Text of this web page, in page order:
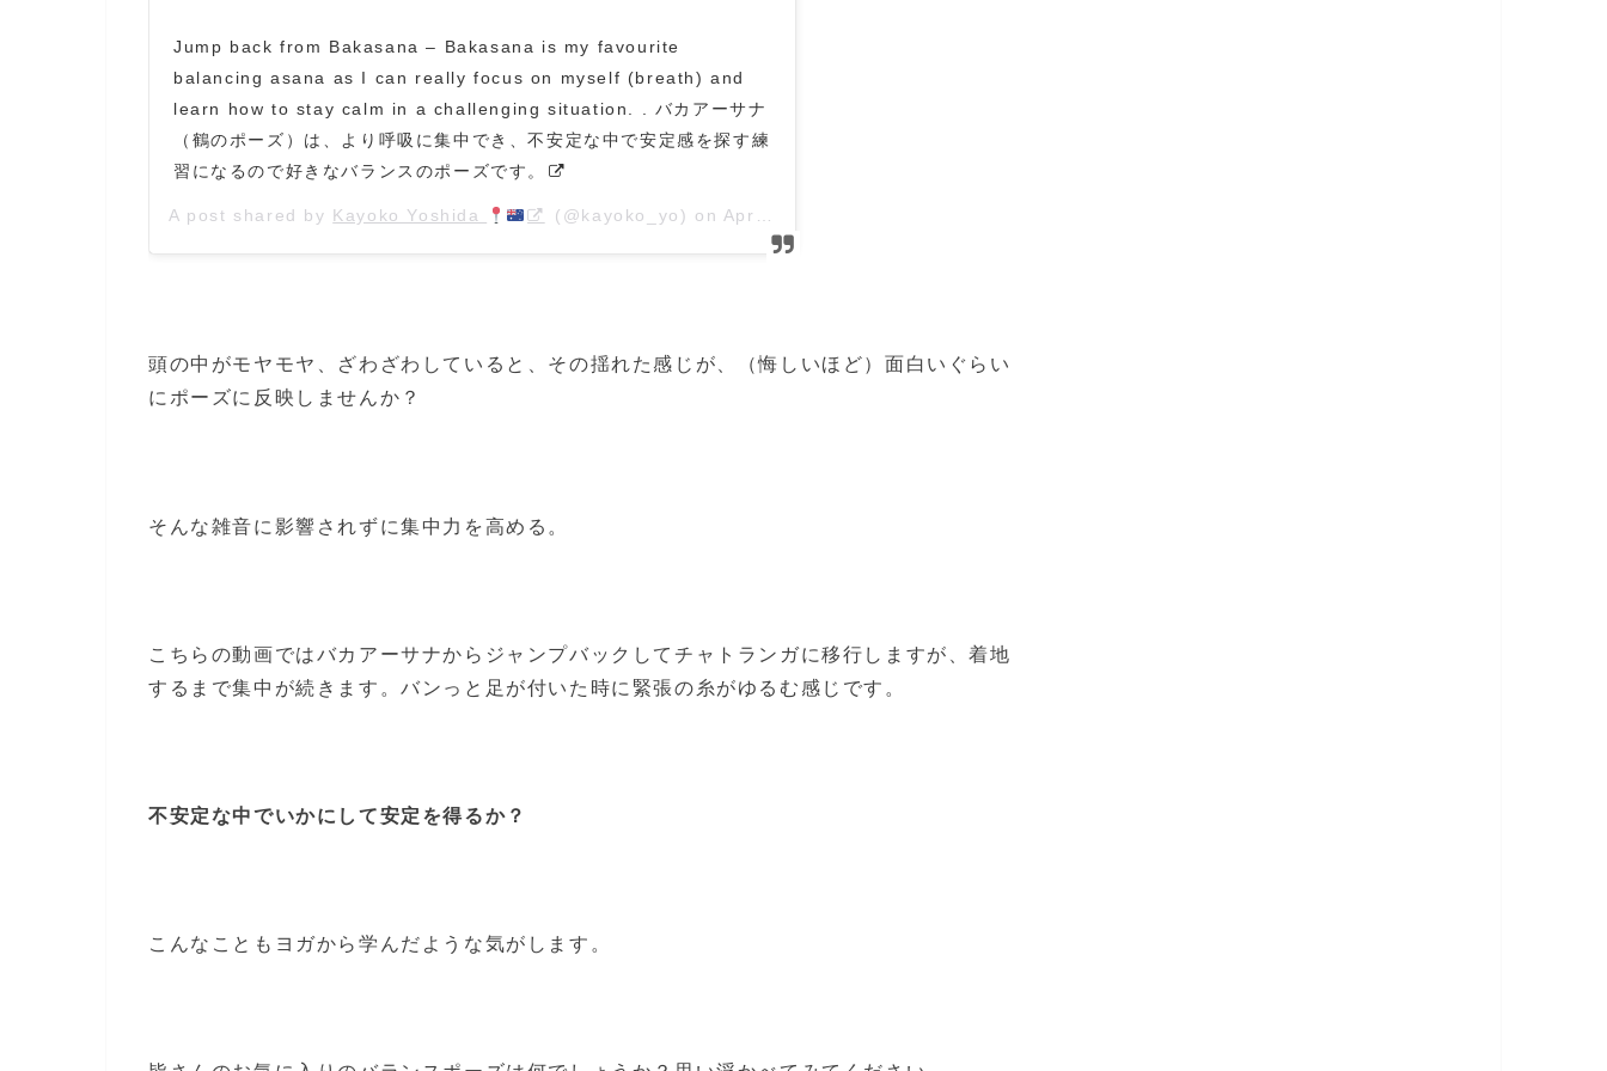
Jump back from Bakasana – Bakasana is my favourite
balancing asana as I can really focus on myself (breath) and
learn how to stay calm in a challenging situation. . バカアーサナ
（鶴のポーズ）は、より呼吸に集中でき、不安定な中で安定感を探す練
習になるので好きなバランスのポーズです。
A post shared by Kayoko Yoshida (@kayoko_yo) on Apr 16, 2019 at 5:37pm PDT
頭の中がモヤモヤ、ざわざわしていると、その揺れた感じが、（悔しいほど）面白いぐらい
にポーズに反映しませんか？
そんな雑音に影響されずに集中力を高める。
こちらの動画ではバカアーサナからジャンプバックしてチャトランガに移行しますが、着地
するまで集中が続きます。バンっと足が付いた時に緊張の糸がゆるむ感じです。
不安定な中でいかにして安定を得るか？
こんなこともヨガから学んだような気がします。